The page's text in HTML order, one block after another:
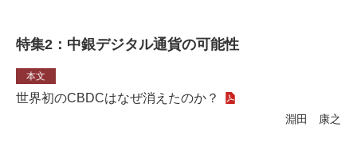
特集2：中銀デジタル通貨の可能性
本文
世界初のCBDCはなぜ消えたのか？
淵田 康之